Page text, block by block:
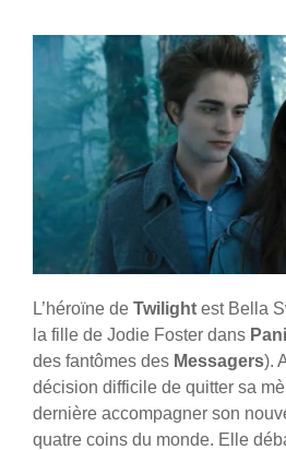
L’héroïne de Twilight est Bella
la fille de Jodie Foster dans
des fantômes des Messagers).
décision difficile de quitter sa
dernière accompagner son
quatre coins du monde. Elle